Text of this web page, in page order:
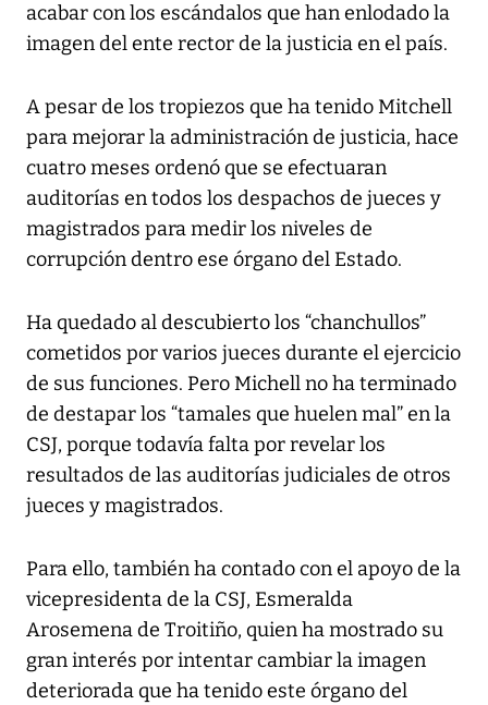
acabar con los escándalos que han enlodado la
imagen del ente rector de la justicia en el país.
A pesar de los tropiezos que ha tenido Mitchell
para mejorar la administración de justicia, hace
cuatro meses ordenó que se efectuaran
auditorías en todos los despachos de jueces y
magistrados para medir los niveles de
corrupción dentro ese órgano del Estado.
Ha quedado al descubierto los “chanchullos”
cometidos por varios jueces durante el ejercicio
de sus funciones. Pero Michell no ha terminado
de destapar los “tamales que huelen mal” en la
CSJ, porque todavía falta por revelar los
resultados de las auditorías judiciales de otros
jueces y magistrados.
Para ello, también ha contado con el apoyo de la
vicepresidenta de la CSJ, Esmeralda
Arosemena de Troitiño, quien ha mostrado su
gran interés por intentar cambiar la imagen
deteriorada que ha tenido este órgano del